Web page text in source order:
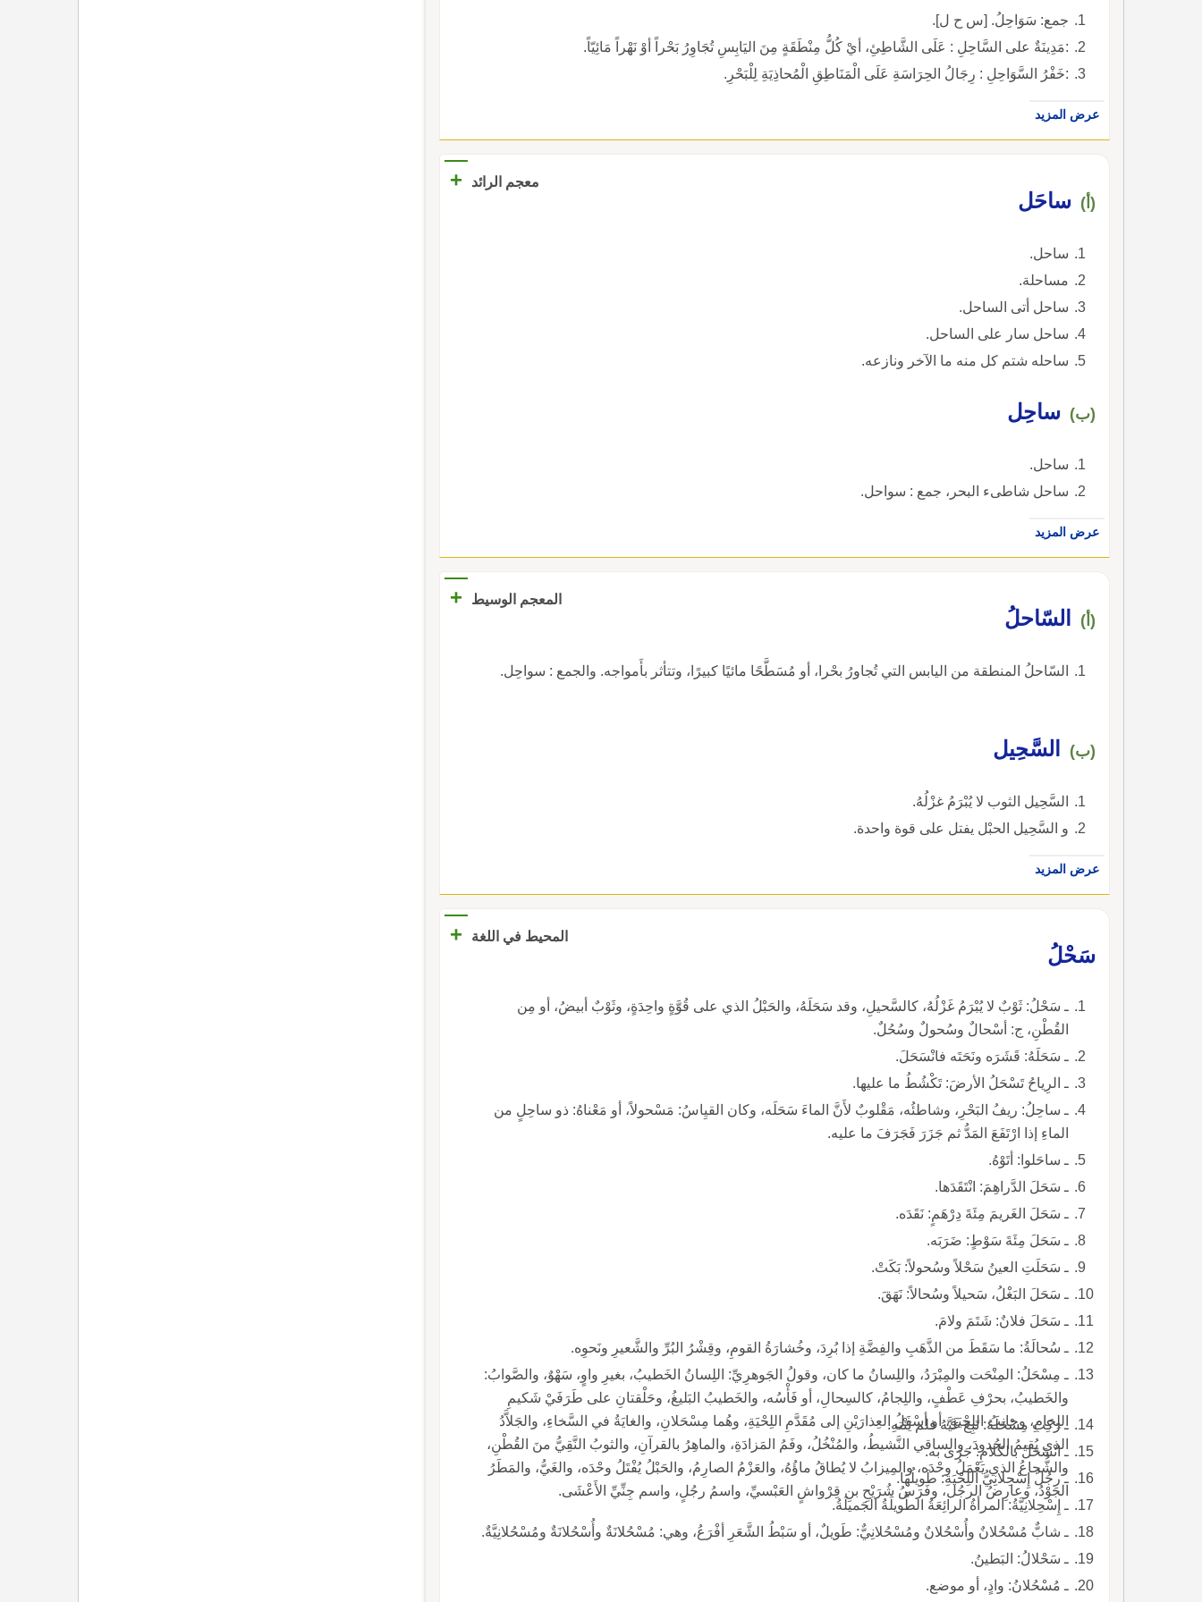
جمع: سَوَاحِلُ. [س ح ل].
:مَدِينَةٌ على السَّاحِلِ : عَلَى الشَّاطِئِ، أيْ كُلُّ مِنْطَقَةٍ مِنَ اليَابِسِ تُجَاوِرُ بَحْراً أوْ نَهْراً مَائِيّاً.
:خَفْرُ السَّوَاحِلِ : رِجَالُ الحِرَاسَةِ عَلَى الْمَنَاطِقِ الْمُحاذِيَةِ لِلْبَحْرِ.
عرض المزيد
معجم الرائد +
(أ) ساحَل
ساحل.
مساحلة.
ساحل أتى الساحل.
ساحل سار على الساحل.
ساحله شتم كل منه ما الآخر ونازعه.
(ب) ساحِل
ساحل.
ساحل شاطىء البحر، جمع : سواحل.
عرض المزيد
المعجم الوسيط +
(أ) السّاحلُ
السّاحلُ المنطقة من اليابس التي تُجاورُ بحْرا، أو مُسَطَّحًا مائيًا كبيرًا، وتتأثر بأَمواجه. والجمع : سواحِل.
(ب) السَّحِيل
السَّحِيل الثوب لا يُبْرَمُ غزْلُهُ.
و السَّحِيل الحبْل يفتل على قوة واحدة.
عرض المزيد
المحيط في اللغة
+
سَحْلُ
ـ سَحْلُ: ثَوْبٌ لا يُبْرَمُ غَزْلُهُ، كالسَّحيلِ، وقد سَحَلَهُ، والحَبْلُ الذي على قُوَّةٍ واحِدَةٍ، وثَوْبٌ أبيضُ، أو مِن
القُطْنِ، ج: أسْحالٌ وسُحولٌ وسُحُلٌ.
ـ سَحَلَهُ: قَشَرَه ونَحَتَه فانْسَحَلَ.
ـ الرِياحُ تَسْحَلُ الأرضَ: تَكْشُطُ ما عليها.
ـ ساحِلُ: ريفُ البَحْرِ، وشاطئُه، مَقْلوبٌ لأَنَّ الماءَ سَحَلَه، وكان القيِاسُ: مَسْحولاً، أو مَعْناهُ: ذو ساحِلٍ من
الماءِ إذا ارْتَفَعَ المَدُّ ثم جَزَرَ فَجَرَفَ ما عليه.
ـ ساحَلوا: أتَوْهُ.
ـ سَحَلَ الدَّراهِمَ: انْتَقَدَها.
ـ سَحَلَ الغَريمَ مِئَةَ دِرْهَمٍ: نَقَدَه.
ـ سَحَلَ مِئَةَ سَوْطٍ: ضَرَبَه.
ـ سَحَلَتِ العينُ سَحْلاً وسُحولاً: بَكَتْ.
ـ سَحَلَ البَغْلُ، سَحيلاً وسُحالاً: نَهَقَ.
ـ سَحَلَ فلانٌ: شَتَمَ ولامَ.
ـ سُحالَةُ: ما سَقَطَ من الذَّهَبِ والفِضَّةِ إذا بُرِدَ، وخُشارَةُ القومِ، وقِشْرُ البُرِّ والشَّعيرِ ونَحوِه.
ـ مِسْحَلُ: المِنْحَت والمِبْرَدُ، واللِسانُ ما كان، وقولُ الجَوهرِيِّ: اللِسانُ الخَطيبُ، بغيرِ واوٍ، سَهْوٌ، والصَّوابُ:
والخَطيبُ، بحرْفِ عَطْفٍ، واللِجامُ، كالسِحالِ، أو فَأْسُه، والخَطيبُ البَليغُ، وحَلْقتانِ على طَرَفَيْ شَكيمِ
اللِجامِ، وجانِبُ اللِحْيَةِ، أو أسْفَلُ العِذارَيْنِ إلى مُقَدَّمِ اللِحْيَةِ، وهُما مِسْحَلانِ، والغايَةُ في السَّخاءِ، والجَلاَّدُ
الذي يُقيمُ الحُدودَ، والساقي النَّشيطُ، والمُنْخُلُ، وفَمُ المَزادَةِ، والماهِرُ بالقرآنِ، والثوبُ النَّقِيُّ منَ القُطْنِ،
والشُّجاعُ الذي يَعْمَلُ وحْدَه، والمِيزابُ لا يُطاقُ ماؤُهُ، والعَزْمُ الصارِمُ، والحَبْلُ يُفْتَلُ وحْدَه، والغَيُّ، والمَطَرُ
الجَوْدُ، وعارِضُ الرجُل، وفَرَسُ شُرَيْحِ بنِ قِرْواشٍ العَبْسيِّ، واسمُ رجُلٍ، واسم جِنِّيِّ الأَعْشَى.
ـ رَكِبَ مِسْحَلَهُ: تَبِعَ غَيَّهُ فلم يَنْتهِ.
ـ انْسَحَلَ بالكَلامِ: جَرَى به.
ـ رجُلٌ إِسْحِلانِيُّ اللِحْيَةِ: طَويلُها.
ـ إِسْحِلانِيَّةُ: المرأةُ الرائِعَةُ الطَّويلَةُ الجَميلَةُ.
ـ شابٌّ مُسْحُلانٌ وأُسْحُلانٌ ومُسْحُلانِيٌّ: طَويلٌ، أو سَبْطُ الشَّعَرِ أفْرَعُ، وهي: مُسْحُلانَةٌ وأُسْحُلانَةٌ ومُسْحُلانِيَّةٌ.
ـ سَحْلالُ: البَطينُ.
ـ مُسْحُلانُ: وادٍ، أو موضع.